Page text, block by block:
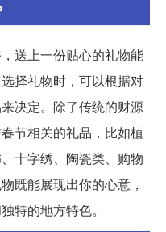
送上一份贴心的礼物能
择礼物时，可以根据对
决定。除了传统的财源
节相关的礼品，比如植
十字绣、陶瓷类、购物
既能展现出你的心意，
特的地方特色。